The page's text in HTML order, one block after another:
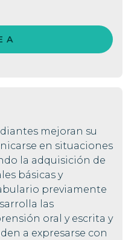
A
mejoran su
en situaciones
la adquisición de
básicas y
previamente
las
oral y escrita y
a expresarse con